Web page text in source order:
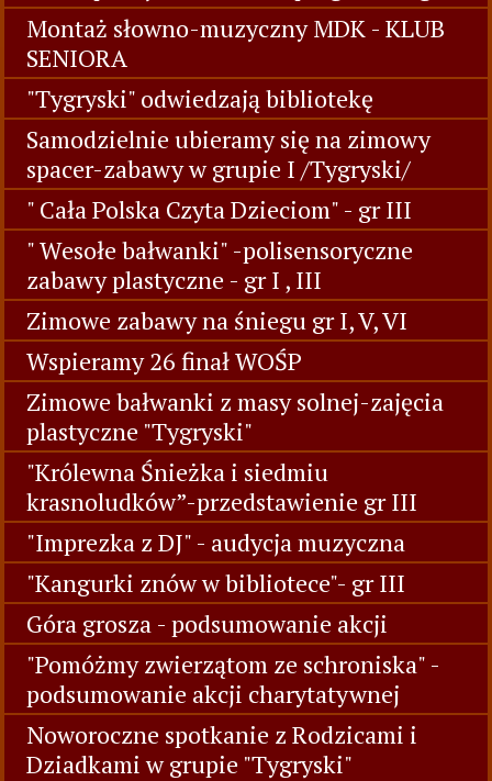
Montaż słowno-muzyczny MDK - KLUB
SENIORA
"Tygryski" odwiedzają bibliotekę
Samodzielnie ubieramy się na zimowy
spacer-zabawy w grupie I /Tygryski/
" Cała Polska Czyta Dzieciom" - gr III
" Wesołe bałwanki" -polisensoryczne
zabawy plastyczne - gr I , III
Zimowe zabawy na śniegu gr I, V, VI
Wspieramy 26 finał WOŚP
Zimowe bałwanki z masy solnej-zajęcia
plastyczne "Tygryski"
"Królewna Śnieżka i siedmiu
krasnoludków”-przedstawienie gr III
"Imprezka z DJ" - audycja muzyczna
"Kangurki znów w bibliotece"- gr III
Góra grosza - podsumowanie akcji
"Pomóżmy zwierzątom ze schroniska" -
podsumowanie akcji charytatywnej
Noworoczne spotkanie z Rodzicami i
Dziadkami w grupie "Tygryski"